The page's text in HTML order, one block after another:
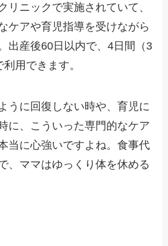
リニックで実施されていて、
ケアや育児指導を受けながら
出産後60日以内で、4日間（3
用できます。
うに回復しない時や、育児に
に、こういった専門的なケア
当に心強いですよね。食事代
、ママはゆっくり体を休める